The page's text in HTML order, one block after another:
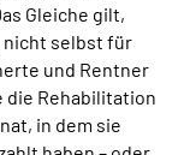
Gleiche gilt,
nicht selbst für
und Rentner
die Rehabilitation
in dem sie